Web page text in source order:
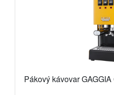
Pákový kávovar